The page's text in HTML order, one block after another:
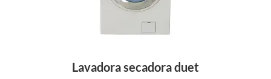
Lavadora secadora duet